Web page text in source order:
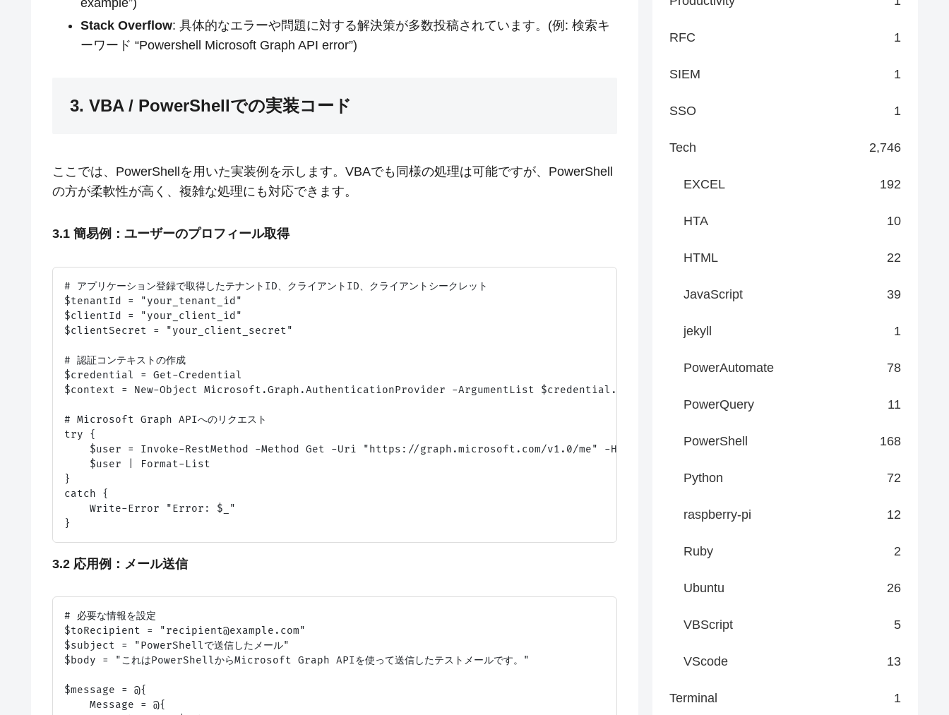
example”)
Stack Overflow: 具体的なエラーや問題に対する解決策が多数投稿されています。(例: 検索キ
ーワード “Powershell Microsoft Graph API error”)
3. VBA / PowerShellでの実装コード
ここでは、PowerShellを用いた実装例を示します。VBAでも同様の処理は可能ですが、PowerShell
の方が柔軟性が高く、複雑な処理にも対応できます。
3.1 簡易例：ユーザーのプロフィール取得
# アプリケーション登録で取得したテナントID、クライアントID、クライアントシークレット
$tenantId = "your_tenant_id"
$clientId = "your_client_id"
$clientSecret = "your_client_secret"
# 認証コンテキストの作成
$credential = Get-Credential
$context = New-Object Microsoft.Graph.AuthenticationProvider -ArgumentList $credential.UserName,
# Microsoft Graph APIへのリクエスト
try {
$user = Invoke-RestMethod -Method Get -Uri "https://graph.microsoft.com/v1.0/me" -Headers @{Authorization = "Bearer
    $user | Format-List
}
catch {
    Write-Error "Error: $_"
3.2 応用例：メール送信
# 必要な情報を設定
$toRecipient = "recipient@example.com"
$subject = "PowerShellで送信したメール"
$body = "これはPowerShellからMicrosoft Graph APIを使って送信したテストメールです。"
$message = @{
    Message = @{
RFC 1
SIEM 1
SSO 1
Tech 2,746
EXCEL 192
HTA 10
HTML 22
JavaScript 39
jekyll 1
PowerAutomate 78
PowerQuery 11
PowerShell 168
Python 72
raspberry-pi 12
Ruby 2
Ubuntu 26
VBScript 5
VScode 13
Terminal 1